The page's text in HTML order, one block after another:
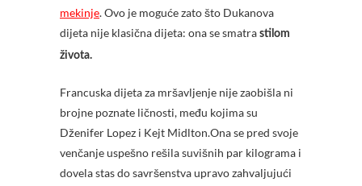
mekinje. Ovo je moguće zato što Dukanova
dijeta nije klasična dijeta: ona se smatra stilom
života.
Francuska dijeta za mršavljenje nije zaobišla ni
brojne poznate ličnosti, među kojima su
Dženifer Lopez i Kejt Midlton.Ona se pred svoje
venčanje uspešno rešila suvišnih par kilograma i
dovela stas do savršenstva upravo zahvaljujući